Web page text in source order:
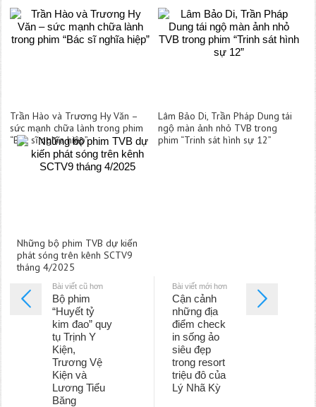
Trần Hào và Trương Hy Văn –
sức mạnh chữa lành trong phim
“Bác sĩ nghĩa hiệp”
Lâm Bảo Di, Trần Pháp Dung tái
ngộ màn ảnh nhỏ TVB trong
phim “Trinh sát hình sự 12”
Những bộ phim TVB dự kiến
phát sóng trên kênh SCTV9
tháng 4/2025
Bài viết cũ hơn
Bộ phim
“Huyết tỷ
kim đao” quy
tụ Trịnh Y
Kiện,
Trương Vệ
Kiện và
Lương Tiểu
Băng
Bài viết mới hơn
Cận cảnh
những địa
điểm check
in sống ảo
siêu đẹp
trong resort
triệu đô của
Lý Nhã Kỳ